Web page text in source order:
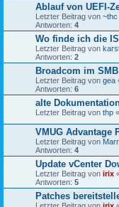
Ablauf von UEFI-
Letzter Beitrag von ~thc
Antworten: 4
Wo finde ich die
Letzter Beitrag von
Antworten: 2
Broadcom im
Letzter Beitrag von gea
Antworten: 6
alte
Letzter Beitrag von thp «
VMUG Advantage
Letzter Beitrag von
Antworten: 4
Update vCenter
Letzter Beitrag von irix
Antworten: 5
Patches
Letzter Beitrag von irix